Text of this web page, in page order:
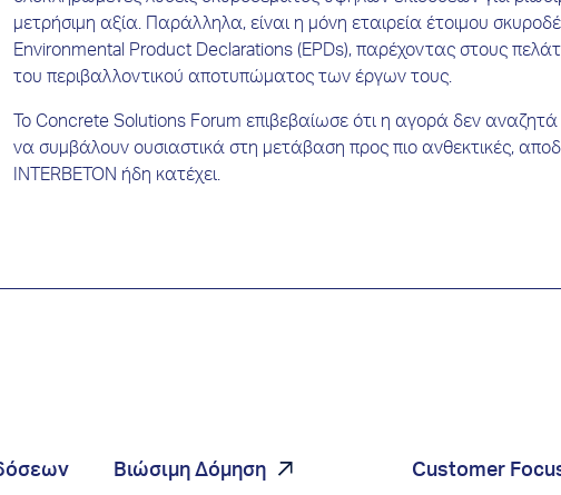
μετρήσιμη αξία. Παράλληλα, είναι η μόνη εταιρεία έτοιμου
Environmental Product Declarations (EPDs), παρέχοντας στους
του περιβαλλοντικού αποτυπώματος των έργων τους.
Το Concrete Solutions Forum επιβεβαίωσε ότι η αγορά δεν
να συμβάλουν ουσιαστικά στη μετάβαση προς πιο ανθεκτικές,
INTERBETON ήδη κατέχει.
Βιώσιμη Δόμηση Customer